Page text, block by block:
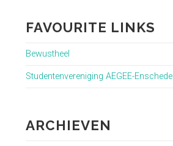
FAVOURITE LINKS
Bewustheel
Studentenvereniging AEGEE-Enschede
ARCHIEVEN